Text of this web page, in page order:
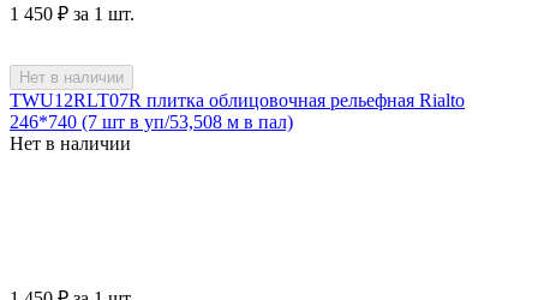
1 450 ₽ за 1 шт.
Нет в наличии
TWU12RLT07R плитка облицовочная рельефная Rialto
246*740 (7 шт в уп/53,508 м в пал)
Нет в наличии